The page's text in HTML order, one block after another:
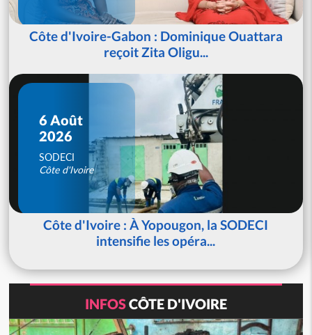
Côte d'Ivoire-Gabon : Dominique Ouattara
reçoit Zita Oligu...
6 Août
2026
SODECI
Côte d'Ivoire
Côte d'Ivoire : À Yopougon, la SODECI
intensifie les opéra...
INFOSCÔTE D'IVOIRE